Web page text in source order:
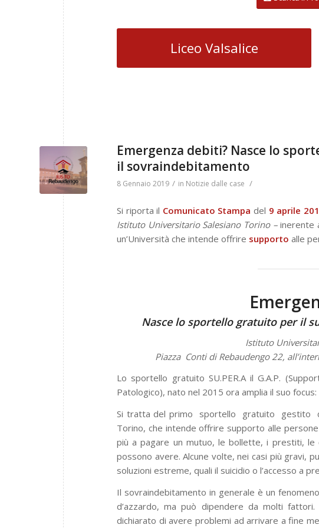
Liceo Valsalice
Emergenza debiti? Nasce lo
il sovraindebitamento
8 Gennaio 2019 / in Notizie dalle case /
Si riporta il Comunicato Stampa del 9 aprile
Istituto Universitario Salesiano Torino –inerente
un’Università che intende offrire supporto alle
Nasce lo sportello gratuito per il
Istituto
Piazza Conti di Rebaudengo 22,
Lo sportello gratuito SU.PER.A il G.A.P.
Patologico), nato nel 2015 ora amplia il suo
Si tratta del primo sportello gratuito gestito
Torino, che intende offrire supporto alle
più a pagare un mutuo, le bollette, i prestiti, le
possono avere. Alcune volte, nei casi più gravi,
soluzioni estreme, quali il suicidio o l’accesso a
Il sovraindebitamento in generale è un
d’azzardo, ma può dipendere da molti
dichiarato di avere problemi ad arrivare a fine